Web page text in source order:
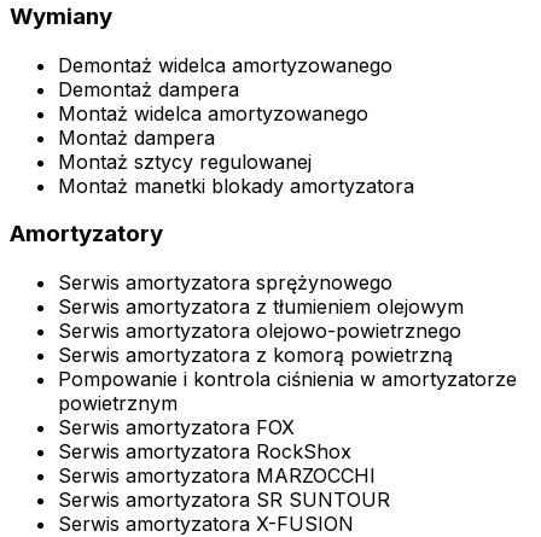
Wymiany
Demontaż widelca amortyzowanego
Demontaż dampera
Montaż widelca amortyzowanego
Montaż dampera
Montaż sztycy regulowanej
Montaż manetki blokady amortyzatora
Amortyzatory
Serwis amortyzatora sprężynowego
Serwis amortyzatora z tłumieniem olejowym
Serwis amortyzatora olejowo-powietrznego
Serwis amortyzatora z komorą powietrzną
Pompowanie i kontrola ciśnienia w amortyzatorze
powietrznym
Serwis amortyzatora FOX
Serwis amortyzatora RockShox
Serwis amortyzatora MARZOCCHI
Serwis amortyzatora SR SUNTOUR
Serwis amortyzatora X-FUSION